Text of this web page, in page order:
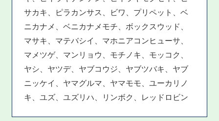
サカキ、ピラカンサス、ビワ、プリペット、ベ
ニカナメ、ベニカナメモチ、ボックスウッド、
マサキ、マテバシイ、マホニアコンヒューサ、
マメツゲ、マンリョウ、モチノキ、モッコク、
ヤシ、ヤツデ、ヤブコウジ、ヤブツバキ、ヤブ
ニッケイ、ヤマグルマ、ヤマモモ、ユーカリノ
キ、ユズ、ユズリハ、リンボク、レッドロビン